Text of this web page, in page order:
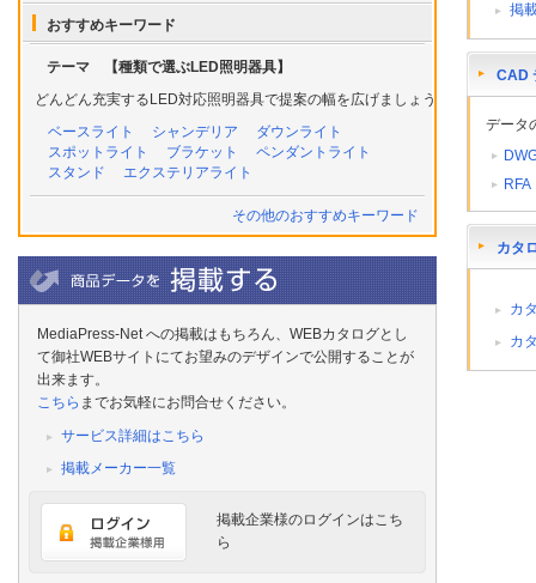
おすすめキーワード
テーマ 【種類で選ぶLED照明器具】
どんどん充実するLED対応照明器具で提案の幅を広げましょう
ベースライト
シャンデリア
ダウンライト
スポットライト
ブラケット
ペンダントライト
スタンド
エクステリアライト
その他のおすすめキーワード
MediaPress-Net への掲載はもちろん、WEBカタログとし
て御社WEBサイトにてお望みのデザインで公開することが
出来ます。
こちら までお気軽にお問合せください。
サービス詳細はこちら
掲載メーカー一覧
掲載企業様のログインはこち
ら
掲
CAD
データ
RFA
カタ
カ
カ